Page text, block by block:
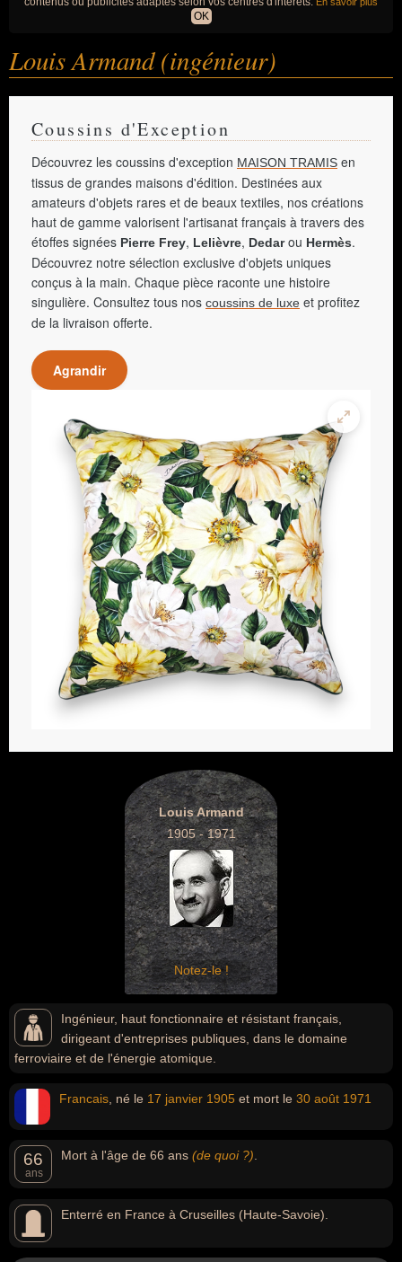
OK
Louis Armand (ingénieur)
Coussins d'Exception
Découvrez les coussins d'exception MAISON TRAMIS en
tissus de grandes maisons d'édition. Destinées aux
amateurs d'objets rares et de beaux textiles, nos créations
haut de gamme valorisent l'artisanat français à travers des
étoffes signées Pierre Frey, Lelièvre, Dedarou Hermès.
Découvrez notre sélection exclusive d'objets uniques
conçus à la main. Chaque pièce raconte une histoire
singulière. Consultez tous nos coussins de luxe et profitez
de la livraison offerte.
Agrandir
Louis Armand
1905 - 1971
Notez-le !
Ingénieur, haut fonctionnaire et résistant français,
dirigeant d'entreprises publiques, dans le domaine
ferroviaire et de l'énergie atomique.
Francais , né le 17 janvier 1905 et mort le 30 août 1971
66
ans
Mort à l'âge de 66 ans (de quoi ?)
Enterré en France à Cruseilles (Haute-Savoie).